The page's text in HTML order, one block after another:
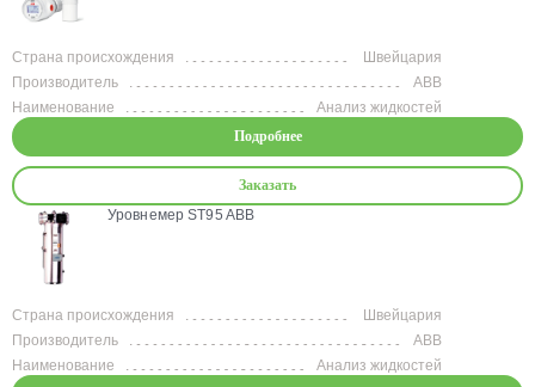
Страна происхождения
Швейцария
Производитель
ABB
Наименование
Анализ жидкостей
Подробнее
Заказать
Уровнемер ST95 ABB
Страна происхождения
Швейцария
Производитель
ABB
Наименование
Анализ жидкостей